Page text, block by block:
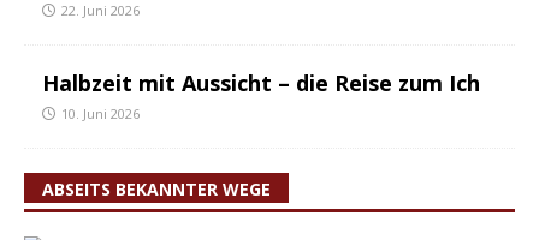
22. Juni 2026
Halbzeit mit Aussicht – die Reise zum Ich
10. Juni 2026
ABSEITS BEKANNTER WEGE